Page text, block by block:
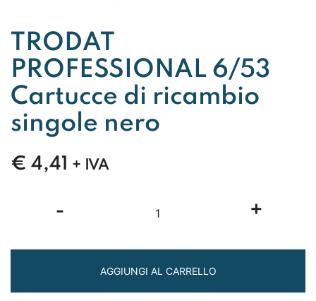
TRODAT
PROFESSIONAL 6/53
Cartucce di ricambio
singole nero
€ 4,41 + IVA
-
PROFESSIONAL
Cartucce
di
+
AGGIUNGI AL CARRELLO